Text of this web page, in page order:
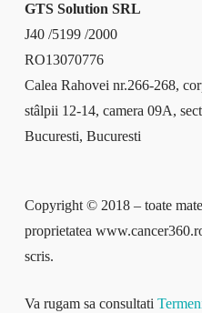
GTS Solution SRL
J40 /5199 /2000
RO13070776
Calea Rahovei nr.266-268,
stâlpii 12-14, camera 09A,
Bucuresti, Bucuresti
Copyright © 2018 – toate
proprietatea
scris.
Va rugam sa consultati